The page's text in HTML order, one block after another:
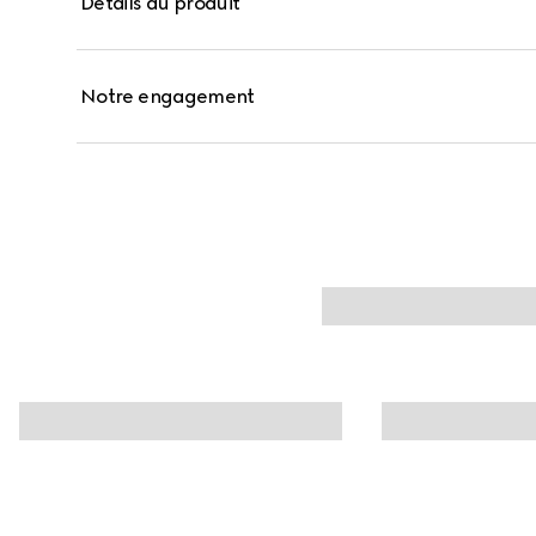
transpiration et à l’eau. Présenté dans un écrin noir
Notre engagement